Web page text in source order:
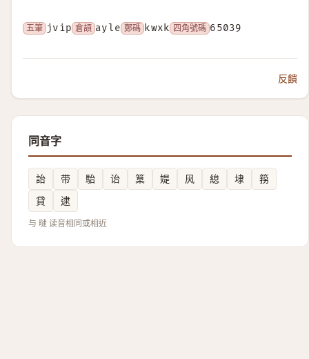
五筆 jvip 倉頡 ayle 鄭碼 kwxk 四角號碼 65039
反饋
同音字
詒 带 駘 诒 䈢 媞 㶡 緿 埭
箉
貸
逮
与 曃 读音相同或相近